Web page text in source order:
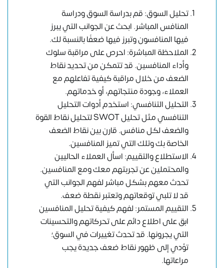
تحليل السوق: قم بدراسة السوق ودراسة
المنافس المباشر. ابحث عن الجوانب التي يبرز
فيها المنافسون وتبرز فيها ضعفًا بالنسبة لك.
الملاحظة المباشرة: احرص على مراقبة سلوك
وأداء المنافسين. قد تتمكن من تحديد نقاط
الضعف من خلال مراقبة كيفية تفاعلهم مع
العملاء، وجودة منتجاتهم، أو خدماتهم.
التحليل التنافسي: استخدم أدوات التحليل
التنافسي مثل تحليل SWOT لتحليل نقاط القوة
والضعف لكل منافس. قارن بين نقاط الضعف
الخاصة بك وتلك التي تميز المنافسين.
الاستطلاع والتقييم: اسأل العملاء الحاليين
والمحتملين عن تجربتهم معك ومع المنافسين.
تحدث معهم بشكل مباشر لفهم الجوانب التي
قد لا تلبي توقعاتهم وتعتبر نقطة ضعف.
التقييم المستمر: لفهم كيفية تحليل المنافسين
ابق على اطلاع دائم على تحركاتهم والتحسينات
التي يجرونها. قد تحدث تغييرات في السوق؛
تؤدي إلى ظهور نقاط ضعف جديدة يجب
مراعاتها.